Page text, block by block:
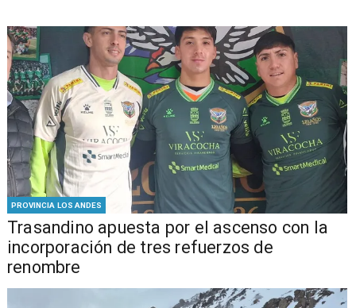
PROVINCIA LOS ANDES
Trasandino apuesta por el ascenso con la
incorporación de tres refuerzos de
renombre